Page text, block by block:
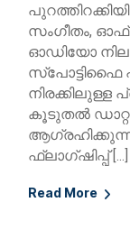
സംഗീതം,
ഓഡിയോ
സ്പോട്ടിഫൈ
നിരക്കിലുള്ള
കൂടുതൽ
ഫ്ലാഗ്ഷിപ്പ് […]
Read More